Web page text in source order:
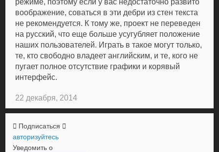
режиме, поэтому если у вас недостаточно развито
воображение, соваться в эти дебри из стен текста
не рекомендуется. К тому же, проект не переведен
на русский, что еще больше усугубляет положение
наших пользователей. Играть в такое могут только,
те, кто свободно владеет английским, и те, кого не
пугает полное отсутствие графики и корявый
интерфейс.
22 декабря, 2014
Подписаться
авторизуйтесь
Уведомить о